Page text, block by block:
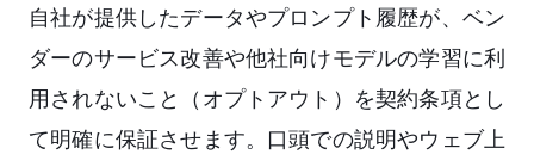
自社が提供したデータやプロンプト履歴が、ベン
ダーのサービス改善や他社向けモデルの学習に利
用されないこと（オプトアウト）を契約条項とし
て明確に保証させます。口頭での説明やウェブ上